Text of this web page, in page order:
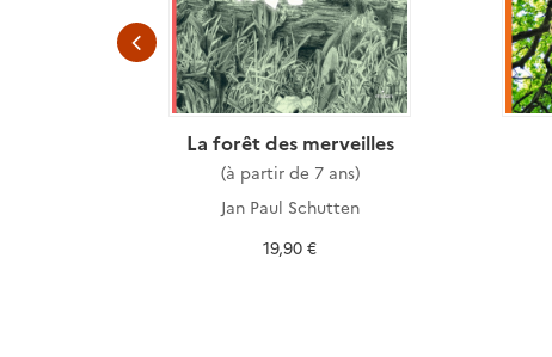
La forêt des merveilles
(à partir de 7 ans)
Jan Paul Schutten
19,90 €